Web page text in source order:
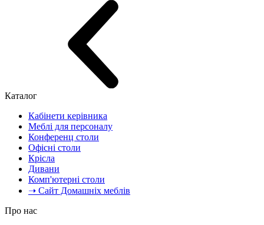
Каталог
Кабінети керівника
Меблі для персоналу
Конференц столи
Офісні столи
Крісла
Дивани
Комп'ютерні столи
➝ Сайт Домашніх меблів
Про нас